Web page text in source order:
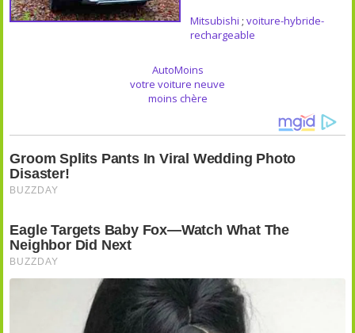
Mitsubishi ; voiture-hybride-
rechargeable
AutoMoins
votre voiture neuve
moins chère